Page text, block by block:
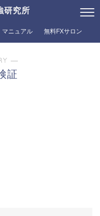
研究所
マニュアル 無料FXサロン
―
証